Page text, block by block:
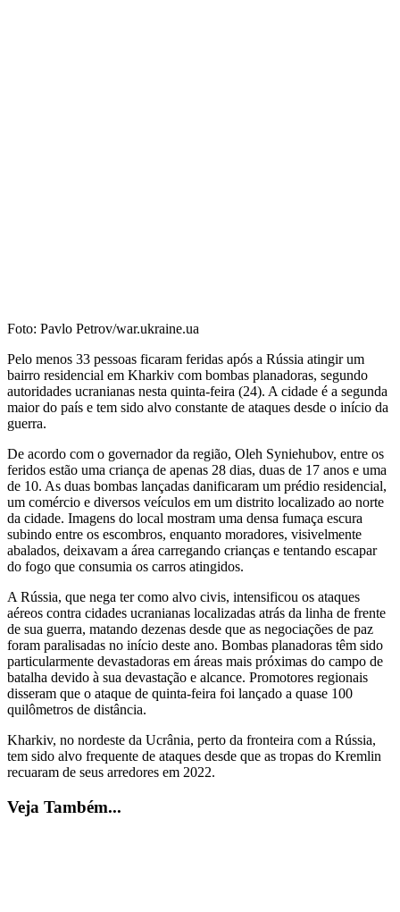
Foto: Pavlo Petrov/war.ukraine.ua
Pelo menos 33 pessoas ficaram feridas após a Rússia atingir um
bairro residencial em Kharkiv com bombas planadoras, segundo
autoridades ucranianas nesta quinta-feira (24). A cidade é a segunda
maior do país e tem sido alvo constante de ataques desde o início da
guerra.
De acordo com o governador da região, Oleh Syniehubov, entre os
feridos estão uma criança de apenas 28 dias, duas de 17 anos e uma
de 10. As duas bombas lançadas danificaram um prédio residencial,
um comércio e diversos veículos em um distrito localizado ao norte
da cidade. Imagens do local mostram uma densa fumaça escura
subindo entre os escombros, enquanto moradores, visivelmente
abalados, deixavam a área carregando crianças e tentando escapar
do fogo que consumia os carros atingidos.
A Rússia, que nega ter como alvo civis, intensificou os ataques
aéreos contra cidades ucranianas localizadas atrás da linha de frente
de sua guerra, matando dezenas desde que as negociações de paz
foram paralisadas no início deste ano. Bombas planadoras têm sido
particularmente devastadoras em áreas mais próximas do campo de
batalha devido à sua devastação e alcance. Promotores regionais
disseram que o ataque de quinta-feira foi lançado a quase 100
quilômetros de distância.
Kharkiv, no nordeste da Ucrânia, perto da fronteira com a Rússia,
tem sido alvo frequente de ataques desde que as tropas do Kremlin
recuaram de seus arredores em 2022.
Veja Também...